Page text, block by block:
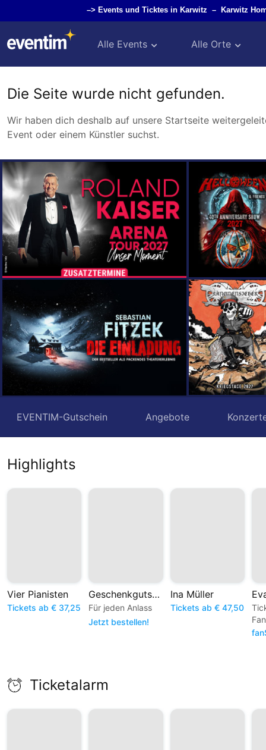
–> Events und Ticktes in Karwitz – Karwitz